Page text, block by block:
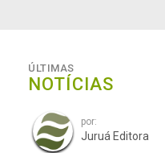
ÚLTIMAS
NOTÍCIAS
por:
Juruá Editora